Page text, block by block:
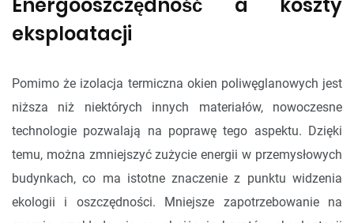
Energooszczędność a koszty
eksploatacji
Pomimo że izolacja termiczna okien poliwęglanowych jest
niższa niż niektórych innych materiałów, nowoczesne
technologie pozwalają na poprawę tego aspektu. Dzięki
temu, można zmniejszyć zużycie energii w przemysłowych
budynkach, co ma istotne znaczenie z punktu widzenia
ekologii i oszczędności. Mniejsze zapotrzebowanie na